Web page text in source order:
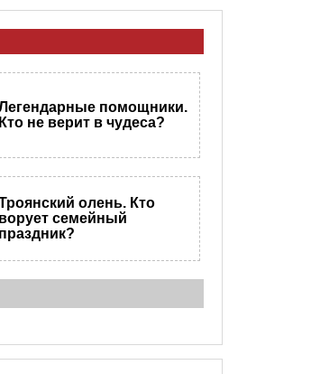
помощники.
Кто не верит в чудеса?
олень. Кто
ворует семейный
праздник?